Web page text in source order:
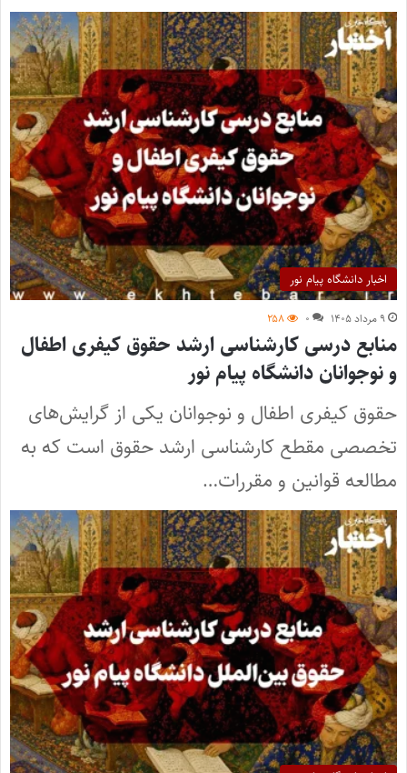
اخبار دانشگاه پیام نور
۹ مرداد ۱۴۰۵ ۰ ۲۵۸
منابع درسی کارشناسی ارشد حقوق کیفری اطفال
و نوجوانان دانشگاه پیام نور
حقوق کیفری اطفال و نوجوانان یکی از گرایش‌های
تخصصی مقطع کارشناسی ارشد حقوق است که به
مطالعه قوانین و مقررات…